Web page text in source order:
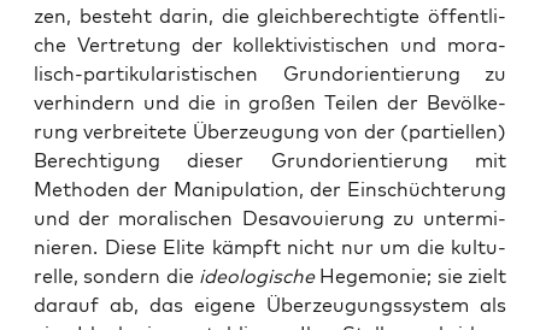
zen, besteht dar­in, die gleich­be­rech­tig­te öffent­li­
che Ver­tre­tung der kol­lek­ti­vis­ti­schen und mora­
lisch-par­ti­ku­la­ris­ti­schen Grund­ori­en­tie­rung zu
ver­hin­dern und die in gro­ßen Tei­len der Bevöl­ke­
rung ver­brei­te­te Über­zeu­gung von der (par­ti­el­len)
Berech­ti­gung die­ser Grund­ori­en­tie­rung mit
Metho­den der Mani­pu­la­ti­on, der Ein­schüch­te­rung
und der mora­li­schen Des­avou­ie­rung zu unter­mi­
nie­ren. Die­se Eli­te kämpft nicht nur um die kul­tu­
rel­le, son­dern dieideo­lo­gi­scheHege­mo­nie; sie zielt
dar­auf ab, das eige­ne Über­zeu­gungs­sys­tem als